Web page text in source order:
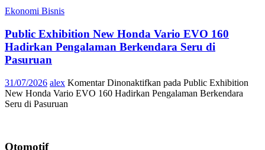
Ekonomi Bisnis
Public Exhibition New Honda Vario EVO 160
Hadirkan Pengalaman Berkendara Seru di
Pasuruan
31/07/2026 alex Komentar Dinonaktifkan pada Public Exhibition
New Honda Vario EVO 160 Hadirkan Pengalaman Berkendara
Seru di Pasuruan
Otomotif